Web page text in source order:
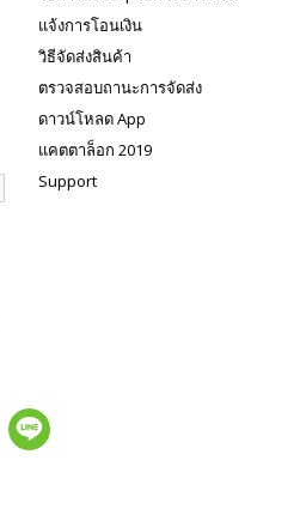
แจ้งการโอนเงิน
วิธีจัดส่งสินค้า
ตรวจสอบถานะการจัดส่ง
ดาวน์โหลด App
แคตตาล็อก 2019
Support